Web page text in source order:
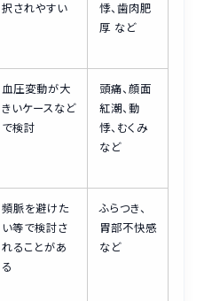
択されやすい
悸、歯肉肥
厚 など
血圧変動が大
きいケースなど
で検討
頭痛、顔面
紅潮、動
悸、むくみ
など
頻脈を避けた
い等で検討さ
れることがあ
る
ふらつき、
胃部不快感
など